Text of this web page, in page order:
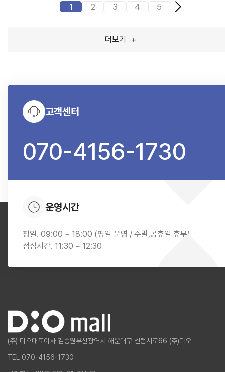
1 2 3 4 5
더보기 +
고객센터
070-4156-1730
운영시간
평일. 09:00 ~ 18:00 (평일 운영 / 주말,공휴일 휴무)
점심시간. 11:30 ~ 12:30
(주) 디오대표이사 김종원부산광역시 해운대구 센텀서로66 (주)디오
TEL 070-4156-1730